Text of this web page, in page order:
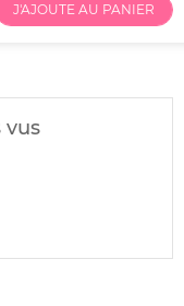
J'AJOUTE AU PANIER
vus